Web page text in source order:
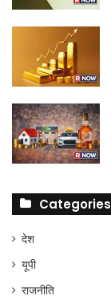
Categories
देश
यूपी
राजनीति